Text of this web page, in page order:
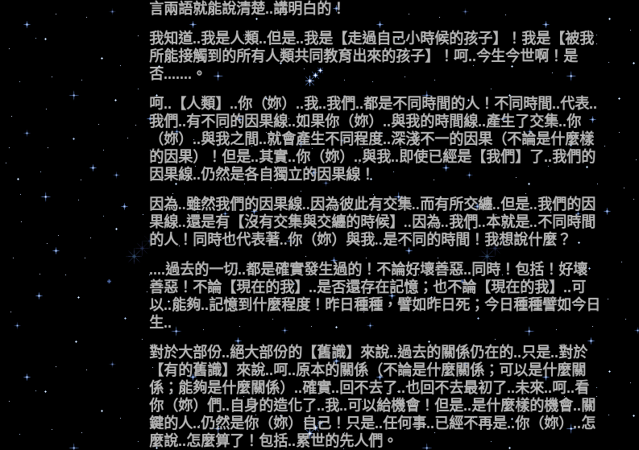
言兩語就能說清楚..講明白的！
我知道..我是人類..但是..我是【走過自己小時候的孩子】！我是【被我
所能接觸到的所有人類共同教育出來的孩子】！呵..今生今世啊！是
否.......。
呵..【人類】..你（妳）..我..我們..都是不同時間的人！不同時間..代表..
我們..有不同的因果線..如果你（妳）..與我的時間線..產生了交集..你
（妳）..與我之間..就會產生不同程度..深淺不一的因果（不論是什麼樣
的因果）！但是..其實..你（妳）..與我..即使已經是【我們】了..我們的
因果線..仍然是各自獨立的因果線！
因為..雖然我們的因果線..因為彼此有交集..而有所交纏..但是..我們的因
果線..還是有【沒有交集與交纏的時候】..因為..我們..本就是..不同時間
的人！同時也代表著..你（妳）與我..是不同的時間！我想說什麼？
....過去的一切..都是確實發生過的！不論好壞善惡..同時！包括！好壞
善惡！不論【現在的我】..是否還存在記憶；也不論【現在的我】..可
以..能夠..記憶到什麼程度！昨日種種，譬如昨日死；今日種種譬如今日
生..
對於大部份..絕大部份的【舊識】來說..過去的關係仍在的..只是..對於
【有的舊識】來說..呵..原本的關係（不論是什麼關係；可以是什麼關
係；能夠是什麼關係）..確實..回不去了..也回不去最初了..未來..呵..看
你（妳）們..自身的造化了..我..可以給機會！但是..是什麼樣的機會..關
鍵的人..仍然是你（妳）自己！只是..任何事..已經不再是..你（妳）..怎
麼說..怎麼算了！包括..累世的先人們。